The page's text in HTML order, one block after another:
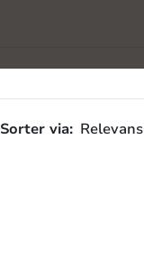
Sorter via: Relevans